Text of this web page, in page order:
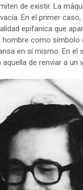
de existir. La
En el primer
epifanica que
hombre como símbolo
en sí mismo. En el
de renviar a un